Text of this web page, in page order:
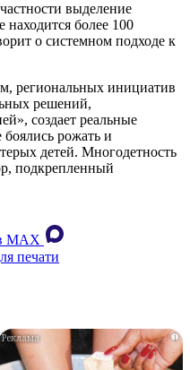
выделение
находится более 100
о системном подходе к
региональных инициатив
решений,
создает реальные
рожать и
детей. Многодетность
подкрепленный
MAХ
печати
i